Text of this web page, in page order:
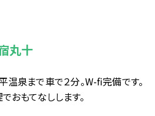
丸十
温泉まで車で２分。W-fi完備です。
おもてなしします。